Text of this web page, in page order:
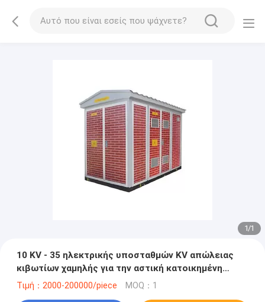
1/1
10 KV - 35 ηλεκτρικής υποσταθμών KV απώλειας
κιβωτίων χαμηλής για την αστική κατοικημένη
περιοχή
Τιμή：2000-200000/piece MOQ：1